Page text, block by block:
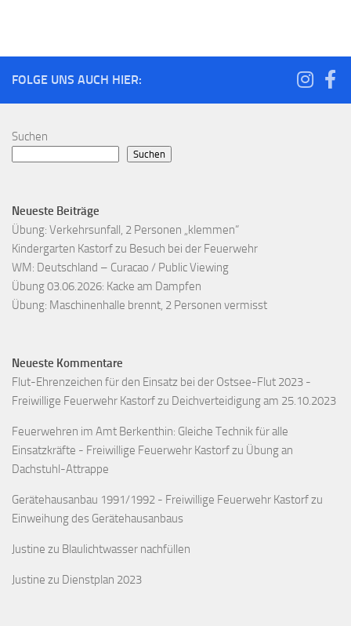
FOLGE UNS AUCH HIER:
Suchen
Suchen
Neueste Beiträge
Übung: Verkehrsunfall, 2 Personen „klemmen“
Kindergarten Kastorf zu Besuch bei der Feuerwehr
WM: Deutschland – Curacao / Public Viewing
Übung 03.06.2026: Kacke am Dampfen
Übung: Maschinenhalle brennt, 2 Personen vermisst
Neueste Kommentare
Flut-Ehrenzeichen für den Einsatz bei der Ostsee-Flut 2023 -
Freiwillige Feuerwehr Kastorfzu Deichverteidigung am 25.10.2023
Feuerwehren im Amt Berkenthin: Gleiche Technik für alle
Einsatzkräfte - Freiwillige Feuerwehr Kastorfzu Übung an
Dachstuhl-Attrappe
Gerätehausanbau 1991/1992 - Freiwillige Feuerwehr Kastorfzu
Einweihung des Gerätehausanbaus
Justine zu Blaulichtwasser nachfüllen
Justine zu Dienstplan 2023